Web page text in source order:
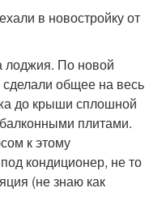
в новостройку от
лоджия. По новой
общее на весь
до крыши сплошной
плитами.
к этому
кондиционер, не то
(не знаю как